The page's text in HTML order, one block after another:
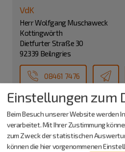
VdK
Herr Wolfgang Muschaweck
Kottingwörth
Dietfurter Straße 30
92339 Beilngries
08461 7476
Einstellungen zum
Beim Besuch unserer Website werden
verarbeitet. Mit Ihrer Zustimmung
zum Zweck der statistischen
können die hier vorgenommenen